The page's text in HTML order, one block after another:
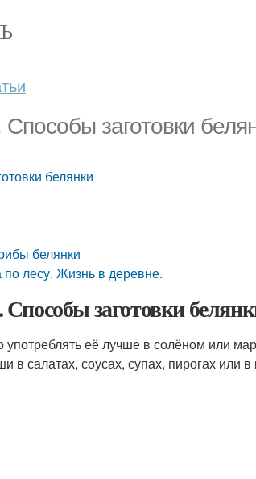
заготовки
белянки
белянки
лесу. Жизнь в деревне.
заготовки
употреблять её лучше в солёном или
салатах, соусах, супах, пирогах или в